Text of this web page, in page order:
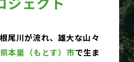
尾川が流れ、雄大な山々
本巣（もとす）市で生ま